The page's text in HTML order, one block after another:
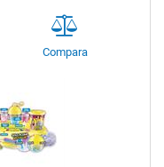
Compara